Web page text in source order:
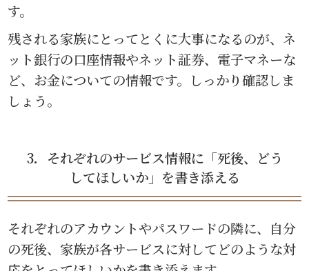
す。
残される家族にとってとくに大事になるのが、ネ
ット銀行の口座情報やネット証券、電子マネーな
ど、お金についての情報です。しっかり確認しま
しょう。
3．それぞれのサービス情報に「死後、どう
してほしいか」を書き添える
それぞれのアカウントやパスワードの隣に、自分
の死後、家族が各サービスに対してどのような対